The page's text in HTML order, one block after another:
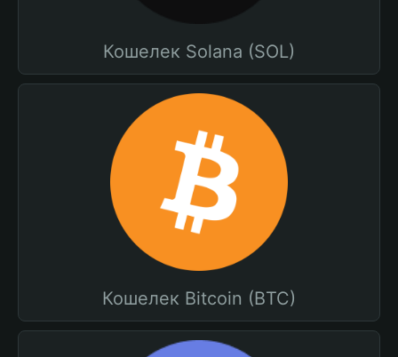
Кошелек Solana (SOL)
Кошелек Bitcoin (BTC)